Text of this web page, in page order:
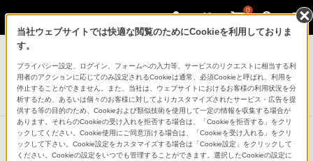
0
テレビ ブラビア
4K液晶テレビ
X75WLシリーズ
前の特長へ 次の特長へ
当社ウェブサイトでは快適な閲覧のためにCookieを利用しておりま
す。
プライバシー設定、ログイン、フォームへの入力等、サービスのリクエストに相当する利
用者のアクションに応じてのみ設定されるCookieは通常、必須Cookieと呼ばれ、利用を
停止することができません。また、当社は、ウェブサイトにおけるお客様の利用状況を分
析するため、あるいは個々のお客様に対してよりカスタマイズされたサービス・広告を提
供する等の目的のため、Cookieおよび類似技術を使用して一定の情報を収集する場合が
あります。それらのCookieの受け入れを拒否する場合は、「Cookieを拒否する」をクリ
ックしてください。Cookie使用にご同意頂ける場合は、「Cookieを受け入れる」をクリ
ックして下さい。Cookie設定をカスタマイズする場合は「Cookie設定」をクリックして
ください。Cookieの設定をいつでも管理することができます。選択したCookieの設定に